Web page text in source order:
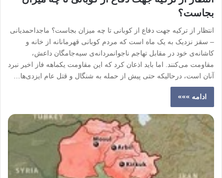
بجاست؟
انتظار از ترکیه جهت دفاع از کوبانی تا چه میزان بجاست؟ ماجداحمدیانی
– سقز نزدیک به یک ماه است که مردم کوبانی قهرمانانه از خانه و
کاشانه‌ی خود در مقابل تهاجم ناجوانمردانه‌ی سیەجامگان داعش،
مقاومت می‌کنند. اما باید اذعان کرد که این مقاومت یکماهه فاز اخیر نبرد
آنان است، درحالیکه حتی پیش از حمله به شنگال و قتل عام ایزدی‌ها…
ادامه »»»